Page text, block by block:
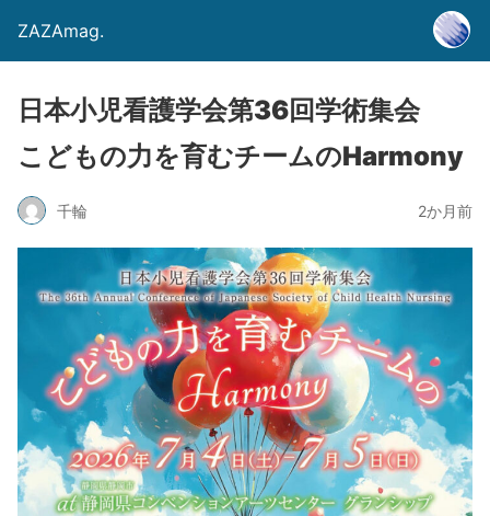
ZAZAmag.
日本小児看護学会第36回学術集会
こどもの力を育むチームのHarmony
千輪 2か月前